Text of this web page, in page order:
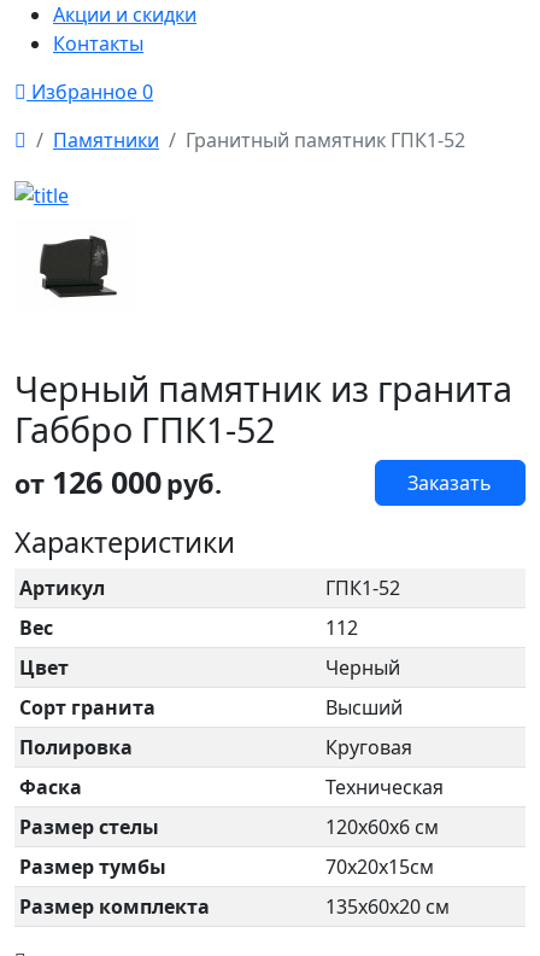
Акции и скидки
Контакты
Избранное0
Памятники
Гранитный памятник ГПК1-52
Черный памятник из гранита
Габбро ГПК1-52
от 126 000руб. Заказать
Характеристики
Артикул
ГПК1-52
Вес
112
Цвет
Черный
Сорт гранита
Высший
Полировка
Круговая
Фаска
Техническая
Размер стелы
120х60х6 см
Размер тумбы
70х20х15см
Размер комплекта
135х60х20 см